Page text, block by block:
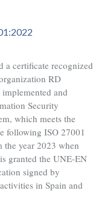
a certificate recognized
RD
implemented and
Security
which meets the
following ISO 27001
the year 2023 when
granted the UNE-EN
signed by
in Spain and